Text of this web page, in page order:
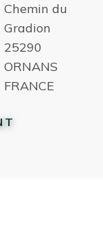
Chemin du
Gradion
25290
ORNANS
FRANCE